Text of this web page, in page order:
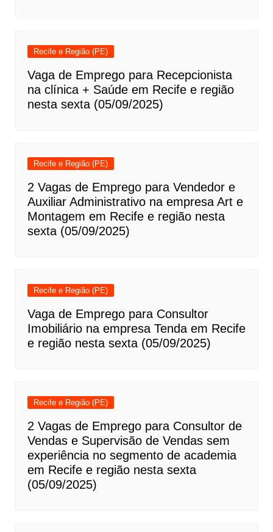
Recife e Região (PE)
Vaga de Emprego para Recepcionista
na clínica + Saúde em Recife e região
nesta sexta (05/09/2025)
Recife e Região (PE)
2 Vagas de Emprego para Vendedor e
Auxiliar Administrativo na empresa Art e
Montagem em Recife e região nesta
sexta (05/09/2025)
Recife e Região (PE)
Vaga de Emprego para Consultor
Imobiliário na empresa Tenda em Recife
e região nesta sexta (05/09/2025)
Recife e Região (PE)
2 Vagas de Emprego para Consultor de
Vendas e Supervisão de Vendas sem
experiência no segmento de academia
em Recife e região nesta sexta
(05/09/2025)